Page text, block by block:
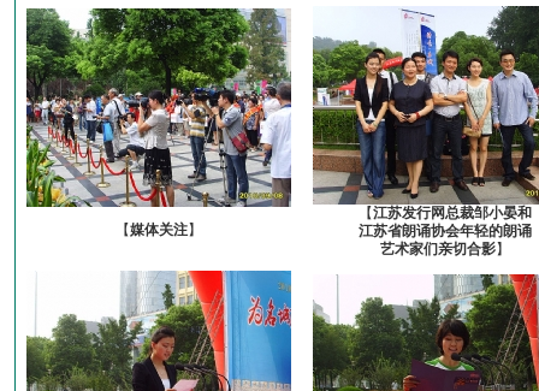
【媒体关注】
【江苏发行网总裁邹小晏和
江苏省朗诵协会年轻的朗诵
艺术家们亲切合影】